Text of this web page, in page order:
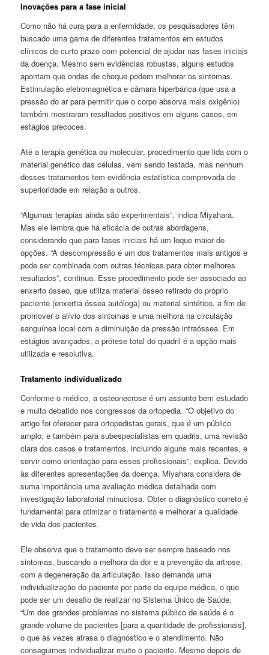
Inovações para a fase inicial
Como não há cura para a enfermidade, os pesquisadores têm
buscado uma gama de diferentes tratamentos em estudos
clínicos de curto prazo com potencial de ajudar nas fases iniciais
da doença. Mesmo sem evidências robustas, alguns estudos
apontam que ondas de choque podem melhorar os sintomas.
Estimulação eletromagnética e câmara hiperbárica (que usa a
pressão do ar para permitir que o corpo absorva mais oxigênio)
também mostraram resultados positivos em alguns casos, em
estágios precoces.
Até a terapia genética ou molecular, procedimento que lida com o
material genético das células, vem sendo testada, mas nenhum
desses tratamentos tem evidência estatística comprovada de
superioridade em relação a outros.
“Algumas terapias ainda são experimentais”, indica Miyahara.
Mas ele lembra que há eficácia de outras abordagens,
considerando que para fases iniciais há um leque maior de
opções. “A descompressão é um dos tratamentos mais antigos e
pode ser combinada com outras técnicas para obter melhores
resultados”, continua. Esse procedimento pode ser associado ao
enxerto ósseo, que utiliza material ósseo retirado do próprio
paciente (enxertia óssea autóloga) ou material sintético, a fim de
promover o alívio dos sintomas e uma melhora na circulação
sanguínea local com a diminuição da pressão intraóssea. Em
estágios avançados, a prótese total do quadril é a opção mais
utilizada e resolutiva.
Tratamento individualizado
Conforme o médico, a osteonecrose é um assunto bem estudado
e muito debatido nos congressos da ortopedia. “O objetivo do
artigo foi oferecer para ortopedistas gerais, que é um público
amplo, e também para subespecialistas em quadris, uma revisão
clara dos casos e tratamentos, incluindo alguns mais recentes, e
servir como orientação para esses profissionais”, explica. Devido
às diferentes apresentações da doença, Miyahara considera de
suma importância uma avaliação médica detalhada com
investigação laboratorial minuciosa. Obter o diagnóstico correto é
fundamental para otimizar o tratamento e melhorar a qualidade
de vida dos pacientes.
Ele observa que o tratamento deve ser sempre baseado nos
sintomas, buscando a melhora da dor e a prevenção da artrose,
com a degeneração da articulação. Isso demanda uma
individualização do paciente por parte da equipe médica, o que
pode ser um desafio de realizar no Sistema Único de Saúde.
“Um dos grandes problemas no sistema público de saúde é o
grande volume de pacientes [para a quantidade de profissionais],
o que às vezes atrasa o diagnóstico e o atendimento. Não
conseguimos individualizar muito o paciente. Mesmo depois de